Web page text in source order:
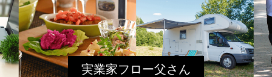
実業家フロー父さん